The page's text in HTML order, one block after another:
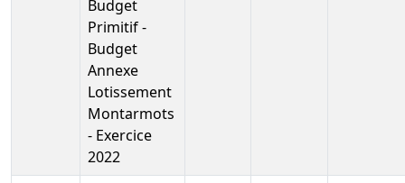
Budget
Primitif -
Budget
Annexe
Lotissement
Montarmots
- Exercice
2022